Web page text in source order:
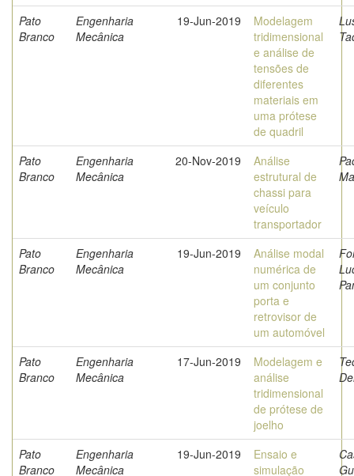
Pato
Branco
Engenharia
Mecânica
19-Jun-2019
Modelagem
tridimensional
e análise de
tensões de
diferentes
materiais em
uma prótese
de quadril
Pato
Branco
Engenharia
Mecânica
20-Nov-2019
Análise
estrutural de
chassi para
veículo
transportador
Pato
Branco
Engenharia
Mecânica
19-Jun-2019
Análise modal
numérica de
um conjunto
porta e
retrovisor de
um automóvel
Pato
Branco
Engenharia
Mecânica
17-Jun-2019
Modelagem e
análise
tridimensional
de prótese de
joelho
Pato
Branco
Engenharia
Mecânica
19-Jun-2019
Ensaio e
simulação